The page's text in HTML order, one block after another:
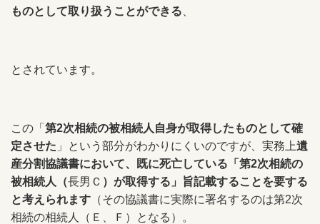
ものとして取り扱うことができる
とされています。
この「 第2次相続の被相続人 自身が取得したものとして確
定させた 」という部分がわかりにくいのですが、実務上遺
産分割協議書において、既に死亡している「第2次相続の
被相続人（長男Ｃ ）が取得する」旨記載することを要する
と考えられます （その協議書に実際に署名するのは第2次
相続の相続人（Ｅ、Ｆ）となる）。